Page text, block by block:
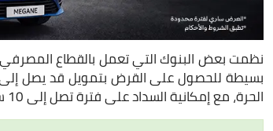
نظمت بعض البنوك التي تعمل بالقطاع
الحرة، مع إمكانية السداد على فترة تصل إلى 10 سنوات.